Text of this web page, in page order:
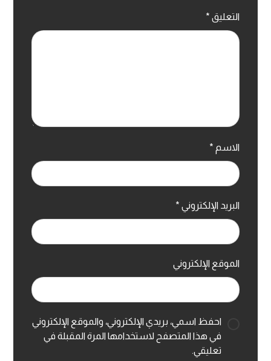
التعليق *
الاسم *
البريد الإلكتروني *
الموقع الإلكتروني
احفظ اسمي، بريدي الإلكتروني، والموقع الإلكتروني
في هذا المتصفح لاستخدامها المرة المقبلة في
تعليقي.